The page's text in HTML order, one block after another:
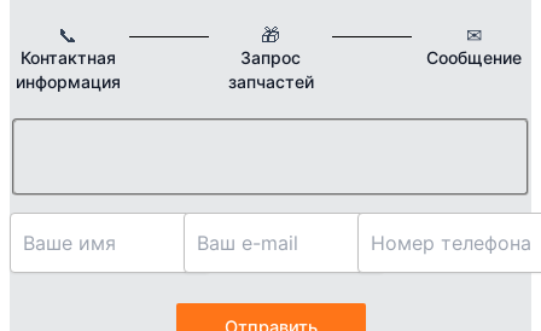
📞
Контактная
информация
🎁
Запрос
запчастей
✉
Сообщение